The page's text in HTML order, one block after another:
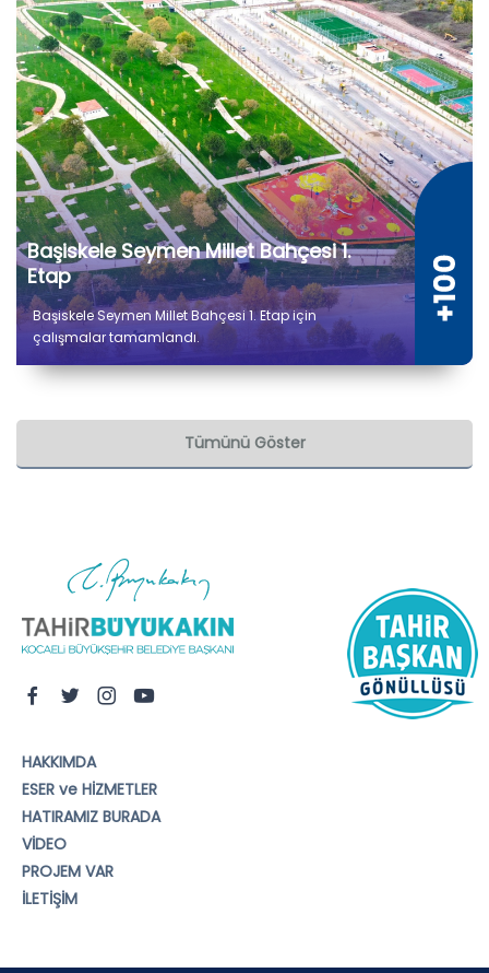
Başiskele Seymen Millet Bahçesi 1.
Etap
Başiskele Seymen Millet Bahçesi 1. Etap için
çalışmalar tamamlandı.
Tümünü Göster
HAKKIMDA
ESER ve HİZMETLER
HATIRAMIZ BURADA
VİDEO
PROJEM VAR
İLETİŞİM